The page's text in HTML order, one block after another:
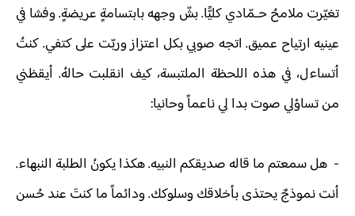
تغيّرت ملامحُ حـمّادي كليًّا. بشّ وجهه بابتسامةٍ عريضةٍ. وفشا في
عينيه ارتياح عميق. اتجه صوبي بكل اعتزاز وربّت على كتفي. كنتُ
أتساءل، في هذه اللحظة الملتبسة، كيف انقلبت حالهُ. أيقظني
من تساؤلي صوت بدا لي ناعماً وحانيا:
- هل سمعتم ما قاله صديقكم النبيه. هكذا يكونُ الطلبة النبهاء.
أنت نموذجٌ يحتذى بأخلاقك وسلوكك. ودائماً ما كنتَ عند حُسن